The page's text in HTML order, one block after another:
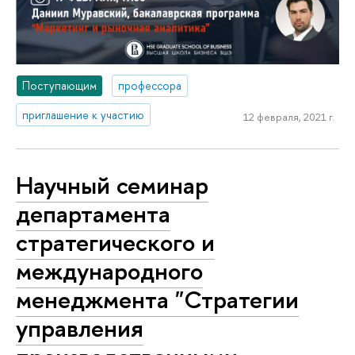
Поступающим
профессора
приглашение к участию
12 февраля, 2021 г.
Научный семинар
департамента
стратегического и
международного
менеджмента "Стратегии
управления